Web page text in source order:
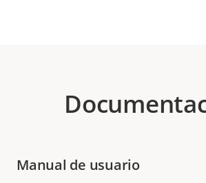
Manual de usuario